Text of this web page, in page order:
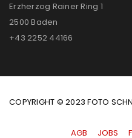
Erzherzog Rainer Ring 1
2500 Baden
+43 2252 44166
COPYRIGHT © 2023 FOTO
AGB JOBS